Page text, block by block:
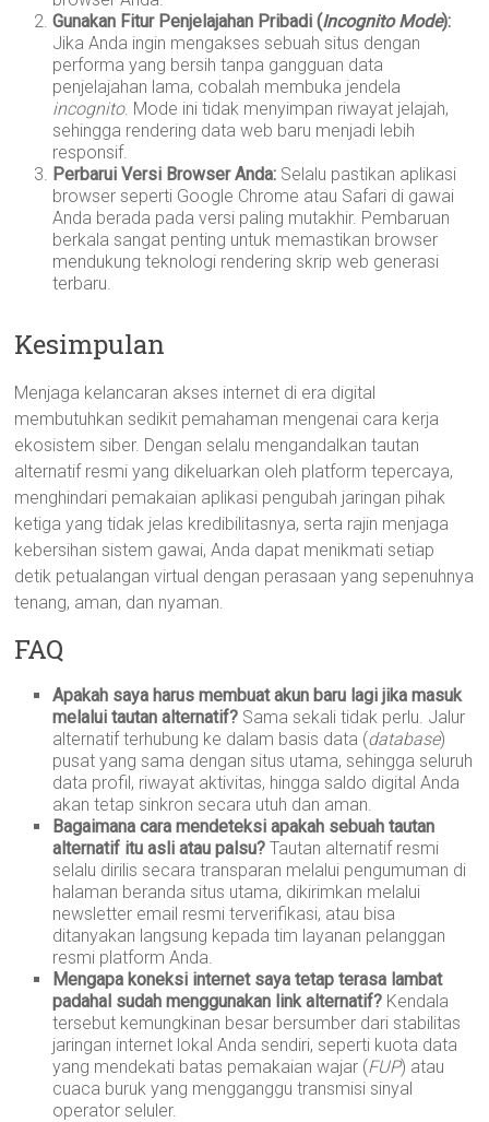
Gunakan Fitur Penjelajahan Pribadi (Incognito Mode):
Jika Anda ingin mengakses sebuah situs dengan
performa yang bersih tanpa gangguan data
penjelajahan lama, cobalah membuka jendela
incognito. Mode ini tidak menyimpan riwayat jelajah,
sehingga rendering data web baru menjadi lebih
responsif.
Perbarui Versi Browser Anda: Selalu pastikan aplikasi
browser seperti Google Chrome atau Safari di gawai
Anda berada pada versi paling mutakhir. Pembaruan
berkala sangat penting untuk memastikan browser
mendukung teknologi rendering skrip web generasi
terbaru.
Kesimpulan
Menjaga kelancaran akses internet di era digital
membutuhkan sedikit pemahaman mengenai cara kerja
ekosistem siber. Dengan selalu mengandalkan tautan
alternatif resmi yang dikeluarkan oleh platform tepercaya,
menghindari pemakaian aplikasi pengubah jaringan pihak
ketiga yang tidak jelas kredibilitasnya, serta rajin menjaga
kebersihan sistem gawai, Anda dapat menikmati setiap
detik petualangan virtual dengan perasaan yang sepenuhnya
tenang, aman, dan nyaman.
FAQ
Apakah saya harus membuat akun baru lagi jika masuk
melalui tautan alternatif? Sama sekali tidak perlu. Jalur
alternatif terhubung ke dalam basis data (database)
pusat yang sama dengan situs utama, sehingga seluruh
data profil, riwayat aktivitas, hingga saldo digital Anda
akan tetap sinkron secara utuh dan aman.
Bagaimana cara mendeteksi apakah sebuah tautan
alternatif itu asli atau palsu? Tautan alternatif resmi
selalu dirilis secara transparan melalui pengumuman di
halaman beranda situs utama, dikirimkan melalui
newsletter email resmi terverifikasi, atau bisa
ditanyakan langsung kepada tim layanan pelanggan
resmi platform Anda.
Mengapa koneksi internet saya tetap terasa lambat
padahal sudah menggunakan link alternatif? Kendala
tersebut kemungkinan besar bersumber dari stabilitas
jaringan internet lokal Anda sendiri, seperti kuota data
yang mendekati batas pemakaian wajar (FUP) atau
cuaca buruk yang mengganggu transmisi sinyal
operator seluler.